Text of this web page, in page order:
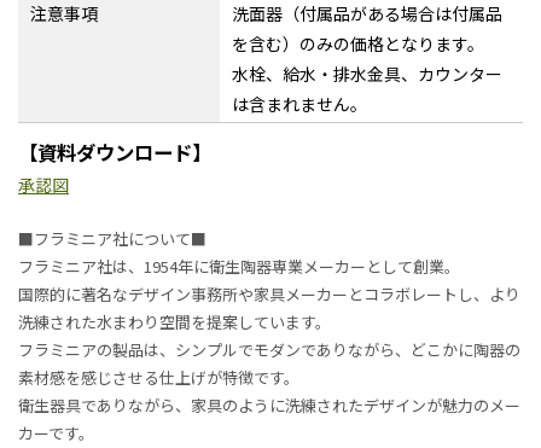
注意事項
洗面器（付属品がある場合は付属品
を含む）のみの価格となります。
水栓、給水・排水金具、カウンター
は含まれません。
【資料ダウンロード】
承認図
■フラミニア社について■
フラミニア社は、1954年に衛生陶器専業メーカーとして創業。
国際的に著名なデザイン事務所や家具メーカーとコラボレートし、より
洗練された水まわり空間を提案しています。
フラミニアの製品は、シンプルでモダンでありながら、どこかに陶器の
素材感を感じさせる仕上げが特徴です。
衛生器具でありながら、家具のように洗練されたデザインが魅力のメー
カーです。